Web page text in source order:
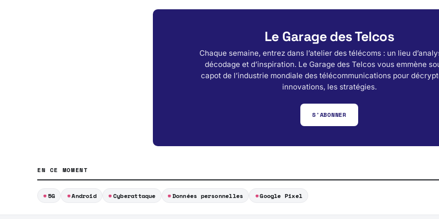
Le Garage des Telcos
Chaque semaine, entrez dans l’atelier des télécoms : un lieu
décodage et d’inspiration. Le Garage des Telcos vous emmène
capot de l’industrie mondiale des télécommunications pour
innovations, les stratégies.
S'ABONNER
EN CE MOMENT
5G Android Cyberattaque Données personnelles Google Pixel